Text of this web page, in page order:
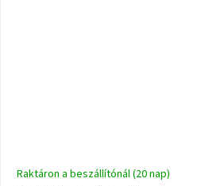
Raktáron a beszállítónál (20 nap)